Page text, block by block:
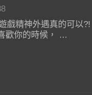
戲精神外遇真的可以?!
歡你的時候， …